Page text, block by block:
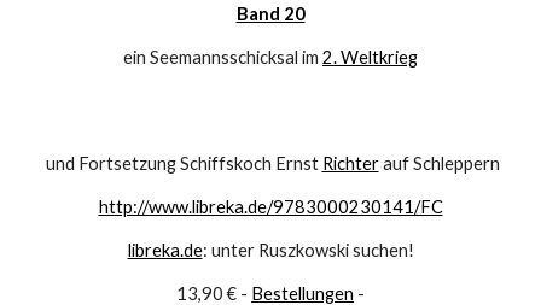
Band 20
ein Seemannsschicksal im 2. Weltkrieg
und Fortsetzung Schiffskoch Ernst Richter auf Schleppern
http://www.libreka.de/9783000230141/FC
libreka.de: unter Ruszkowski suchen!
13,90 € - Bestellungen -